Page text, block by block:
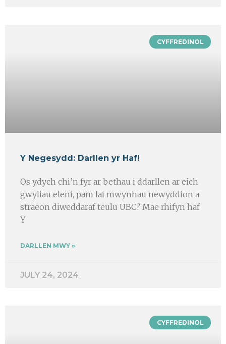
CYFFREDINOL
Y Negesydd: Darllen yr Haf!
Os ydych chi’n fyr ar bethau i ddarllen ar eich
gwyliau eleni, pam lai mwynhau newyddion a
straeon diweddaraf teulu UBC? Mae rhifyn haf
Y
DARLLEN MWY »
JULY 24, 2024
CYFFREDINOL